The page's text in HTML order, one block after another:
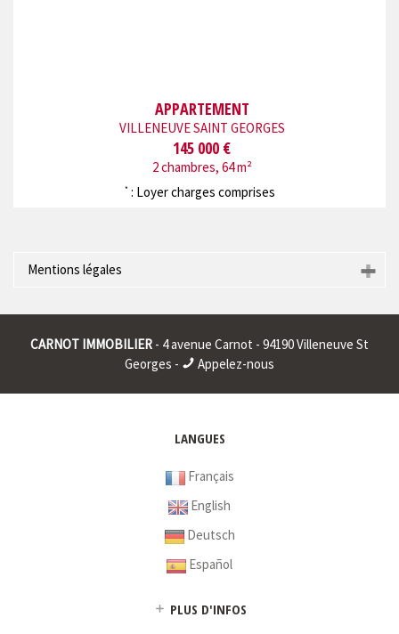
APPARTEMENT
VILLENEUVE SAINT GEORGES
145 000 €
2 chambres, 64 m²
* : Loyer charges comprises
Mentions légales
Intracommunautaire : * |
CARNOT IMMOBILIER - 4 avenue Carnot - 94190 Villeneuve St
Georges -
Appelez-nous
LANGUES
Français
English
Deutsch
Español
PLUS D'INFOS